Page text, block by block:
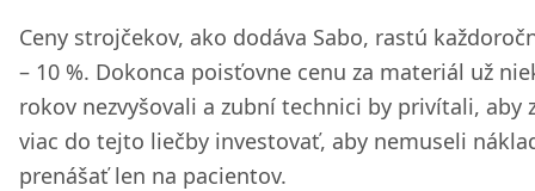
Ceny strojčekov, ako dodáva Sabo, rastú
– 10 %. Dokonca poisťovne cenu za materiál už
rokov nezvyšovali a zubní technici by privítali, aby
viac do tejto liečby investovať, aby nemuseli
prenášať len na pacientov.